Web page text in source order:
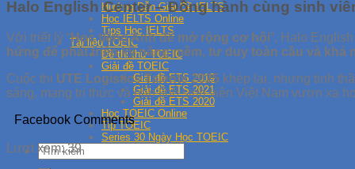
Hướng Dẫn Giải Đề IELTS
Học IELTS Online
Tips Học IELTS
Tài liệu TOEIC
Đề thi thử TOEIC
Giải đề TOEIC
Giải đề ETS 2019
Giải đề ETS 2021
Giải đề ETS 2020
Học TOEIC Online
Tip TOEIC
Series 30 Ngày Học TOEIC
Halo English Center – Đồng hành cùng sinh
Với triết lý “Học tiếng Anh để mở rộng cơ hội”, Halo
hứng để phát triển kỹ năng mềm, tư duy toàn cầu và khả
Cuộc thi UTE Logistics Talents 2025 khép lại, nhưng tinh
sáng, mang tri thức và bản lĩnh sinh viên Việt Nam vươn xa
Facebook Comments
Lượt xem: 39